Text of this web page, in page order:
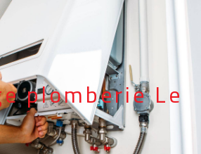
cookies
plomberie Le